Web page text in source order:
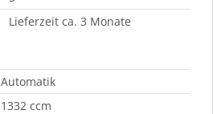
Lieferzeit ca. 3 Monate
Automatik
1332 ccm